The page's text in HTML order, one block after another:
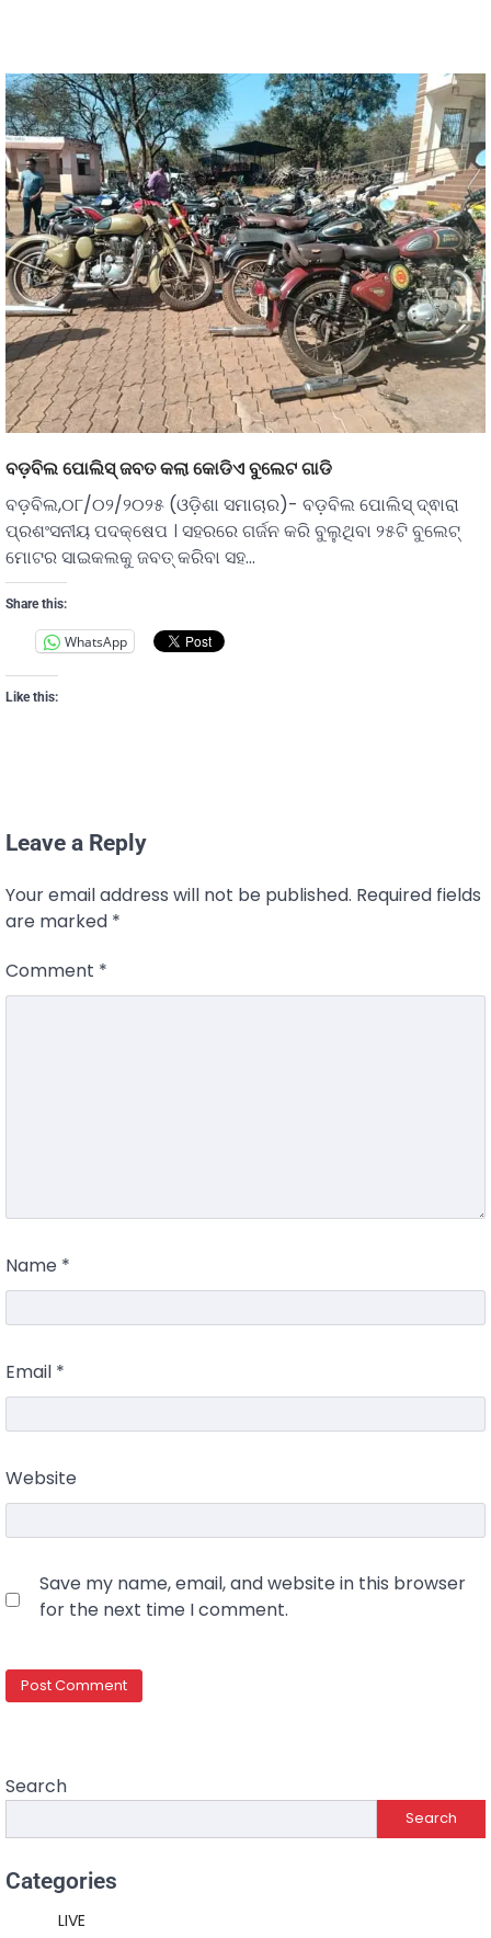
ବଡ଼ବିଲ ପୋଲିସ୍ ଜବତ କଲା କୋଡିଏ ବୁଲେଟ ଗାଡି
ବଡ଼ବିଲ,୦୮/୦୨/୨୦୨୫ (ଓଡ଼ିଶା ସମାଚାର)- ବଡ଼ବିଲ ପୋଲିସ୍ ଦ୍ଵାରା
ପ୍ରଶଂସନୀୟ ପଦକ୍ଷେପ । ସହରରେ ଗର୍ଜନ କରି ବୁଲୁଥିବା ୨୫ଟି ବୁଲେଟ୍
ମୋଟର ସାଇକଲକୁ ଜବତ୍ କରିବା ସହ…
Share this:
WhatsApp
Like this:
Leave a Reply
Your email address will not be published. Required fields
are marked *
Comment *
Name *
Email *
Website
Save my name, email, and website in this browser
for the next time I comment.
Search
Search
Categories
LIVE